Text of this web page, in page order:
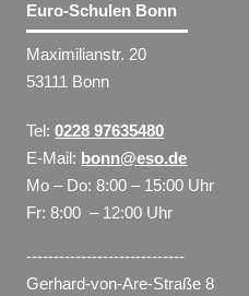
Euro-Schulen Bonn
Maximilianstr. 20
53111 Bonn
Tel:0228 97635480
E-Mail: bonn@eso.de
Mo – Do: 8:00 – 15:00 Uhr
Fr: 8:00 – 12:00 Uhr
-----------------------------
Gerhard-von-Are-Straße 8